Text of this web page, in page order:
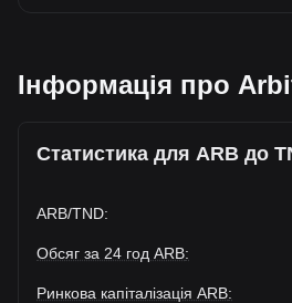
Інформація про
Статистика для ARB до
ARB/TND:
Обсяг за 24 год ARB:
Ринкова капіталізація ARB: